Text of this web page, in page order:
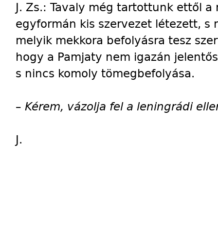
J. Zs.: Tavaly még tartottunk ettől
egyformán kis szervezet létezett,
melyik mekkora befolyásra tesz
hogy a Pamjaty nem igazán
s nincs komoly tömegbefolyása.
– Kérem, vázolja fel a leningrádi
J.